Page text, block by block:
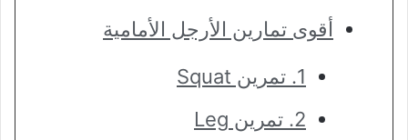
أقوى تمارين الأرجل الأمامية
1. تمرين Squat
2. تمرين Leg